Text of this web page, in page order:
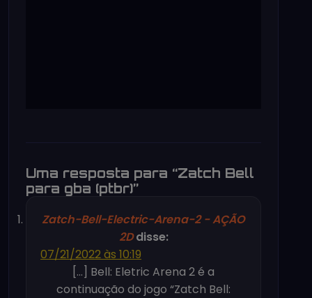
Uma resposta para “Zatch Bell
para gba (ptbr)”
Zatch-Bell-Electric-Arena-2 - AÇÃO
2D disse:
07/21/2022 às 10:19
[…] Bell: Eletric Arena 2 é a
continuação do jogo “Zatch Bell: